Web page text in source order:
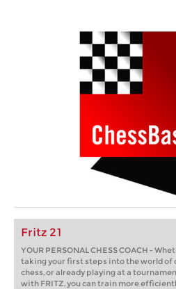
Fritz 21
YOUR PERSONAL CHESS COACH -
taking your first steps into the world of
chess, or already playing at a
with FRITZ, you can train more